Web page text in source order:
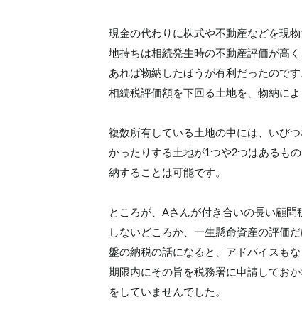
現金の代わりに株式や不動産などを現
地持ちは相続発生時の不動産評価が高
あれば物納したほうが有利だったので
相続税評価額を下回る土地を、物納に
複数所有している土地の中には、いび
かったりする土地が1つや2つはあるも
納することは可能です。
ところが、Aさんが付き合いの長い顧
しないどころか、一生懸命資産の評価
盤の納税の話になると、アドバイスも
期限内にその旨を税務署に申請してお
をしていませんでした。